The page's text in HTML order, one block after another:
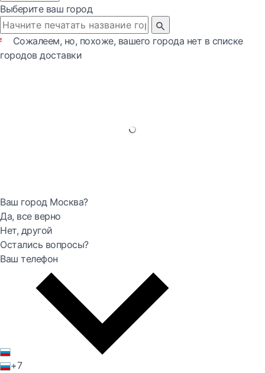
Выберите ваш город
Сожалеем, но, похоже, вашего города нет в списке
городов доставки
Ваш город Москва?
Да, все верно
Нет, другой
Остались вопросы?
Ваш телефон
+7